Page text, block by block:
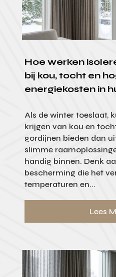
Hoe werken
bij kou, tocht en
energiekosten in
Als de winter toeslaat,
krijgen van kou en
gordijnen bieden dan
slimme
handig binnen. Denk
bescherming die het
temperaturen en...
Lees